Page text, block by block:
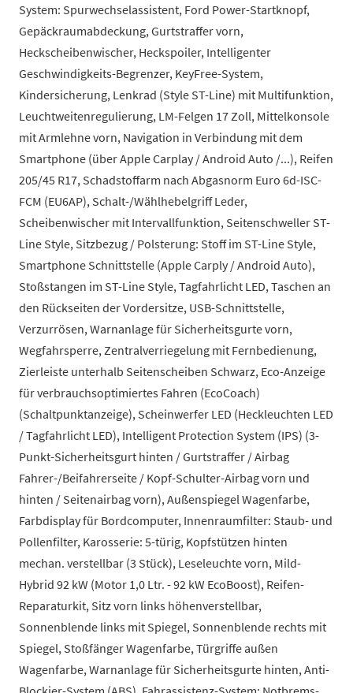
System: Spurwechselassistent, Ford Power-Startknopf,
Gepäckraumabdeckung, Gurtstraffer vorn,
Heckscheibenwischer, Heckspoiler, Intelligenter
Geschwindigkeits-Begrenzer, KeyFree-System,
Kindersicherung, Lenkrad (Style ST-Line) mit Multifunktion,
Leuchtweitenregulierung, LM-Felgen 17 Zoll, Mittelkonsole
mit Armlehne vorn, Navigation in Verbindung mit dem
Smartphone (über Apple Carplay / Android Auto /...), Reifen
205/45 R17, Schadstoffarm nach Abgasnorm Euro 6d-ISC-
FCM (EU6AP), Schalt-/Wählhebelgriff Leder,
Scheibenwischer mit Intervallfunktion, Seitenschweller ST-
Line Style, Sitzbezug / Polsterung: Stoff im ST-Line Style,
Smartphone Schnittstelle (Apple Carply / Android Auto),
Stoßstangen im ST-Line Style, Tagfahrlicht LED, Taschen an
den Rückseiten der Vordersitze, USB-Schnittstelle,
Verzurrösen, Warnanlage für Sicherheitsgurte vorn,
Wegfahrsperre, Zentralverriegelung mit Fernbedienung,
Zierleiste unterhalb Seitenscheiben Schwarz, Eco-Anzeige
für verbrauchsoptimiertes Fahren (EcoCoach)
(Schaltpunktanzeige), Scheinwerfer LED (Heckleuchten LED
/ Tagfahrlicht LED), Intelligent Protection System (IPS) (3-
Punkt-Sicherheitsgurt hinten / Gurtstraffer / Airbag
Fahrer-/Beifahrerseite / Kopf-Schulter-Airbag vorn und
hinten / Seitenairbag vorn), Außenspiegel Wagenfarbe,
Farbdisplay für Bordcomputer, Innenraumfilter: Staub- und
Pollenfilter, Karosserie: 5-türig, Kopfstützen hinten
mechan. verstellbar (3 Stück), Leseleuchte vorn, Mild-
Hybrid 92 kW (Motor 1,0 Ltr. - 92 kW EcoBoost), Reifen-
Reparaturkit, Sitz vorn links höhenverstellbar,
Sonnenblende links mit Spiegel, Sonnenblende rechts mit
Spiegel, Stoßfänger Wagenfarbe, Türgriffe außen
Wagenfarbe, Warnanlage für Sicherheitsgurte hinten, Anti-